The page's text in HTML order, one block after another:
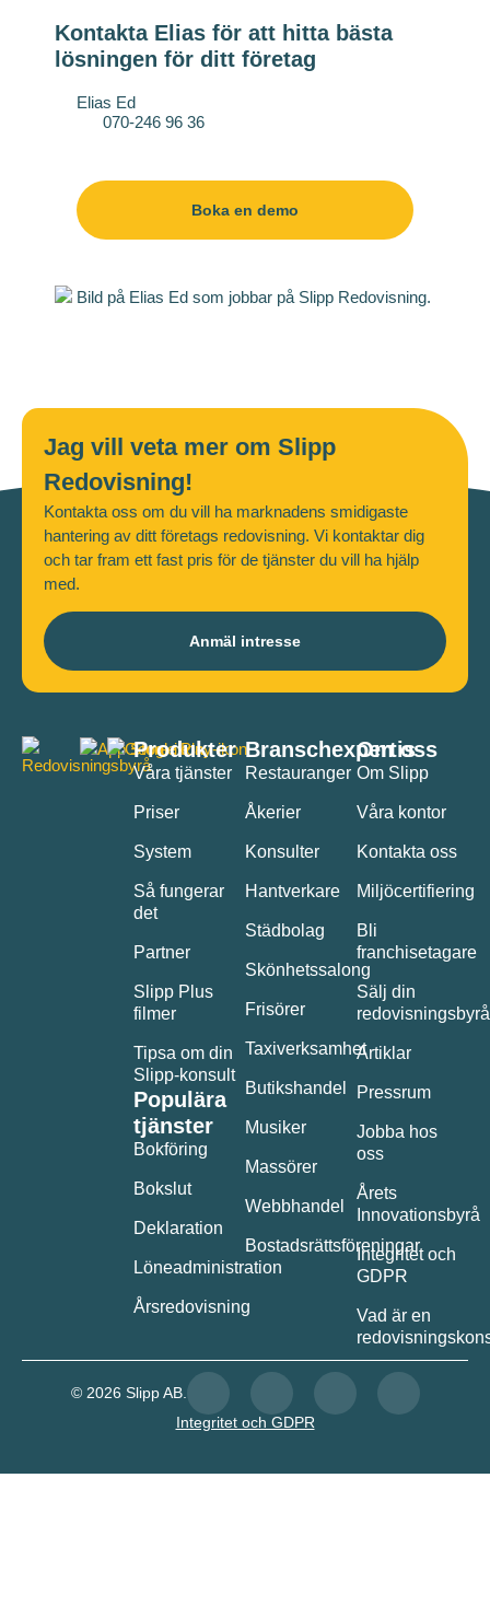
Kontakta Elias för att hitta bästa
lösningen för ditt företag
Elias Ed
070-246 96 36
Boka en demo
Jag vill veta mer om Slipp
Redovisning!
Kontakta oss om du vill ha marknadens smidigaste
hantering av ditt företags redovisning. Vi kontaktar dig
och tar fram ett fast pris för de tjänster du vill ha hjälp
med.
Anmäl intresse
Produkter
Våra tjänster
Priser
System
Så fungerar
det
Partner
Slipp Plus
filmer
Tipsa om din
Slipp-konsult
Populära
tjänster
Bokföring
Bokslut
Deklaration
Löneadministration
Årsredovisning
Branschexpertis
Restauranger
Åkerier
Konsulter
Hantverkare
Städbolag
Skönhetssalong
Frisörer
Taxiverksamhet
Butikshandel
Musiker
Massörer
Webbhandel
Bostadsrättsföreningar
Om oss
Om Slipp
Våra kontor
Kontakta oss
Miljöcertifiering
Bli
franchisetagare
Sälj din
redovisningsbyrå
Artiklar
Pressrum
Jobba hos
oss
Årets
Innovationsbyrå
Integritet och
GDPR
Vad är en
© 2026 Slipp AB.
Integritet och GDPR